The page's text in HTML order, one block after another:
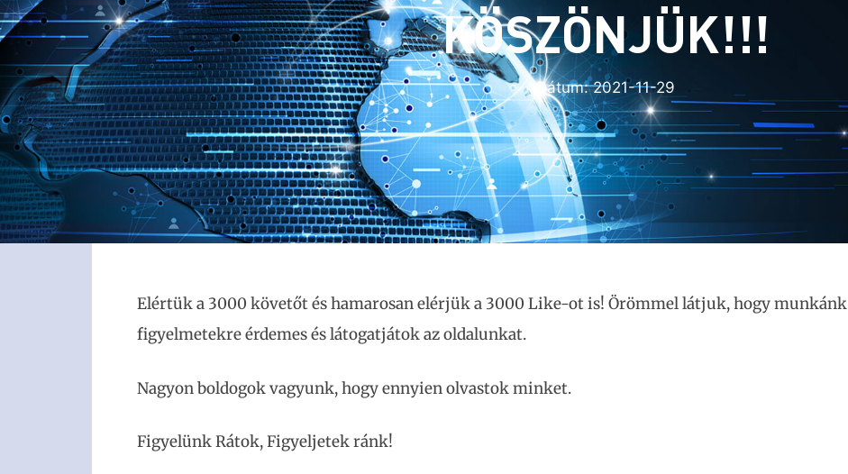
KÖSZÖNJÜK!!!
Dátum:2021-11-29
Elértük a 3000 követőt és hamarosan elérjük a 3000 Like-ot is! Örömmel látjuk, hogy munkánk
figyelmetekre érdemes és látogatjátok az oldalunkat.
Nagyon boldogok vagyunk, hogy ennyien olvastok minket.
Figyelünk Rátok, Figyeljetek ránk!